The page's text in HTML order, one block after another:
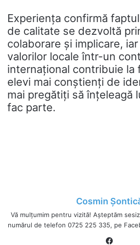
Experiența confirmă
de calitate se dezvoltă
colaborare și implicare,
valorilor locale într-un
internațional contribuie la
elevi mai conștienți de
mai pregătiți să înțeleagă
fac parte.
Cosmin
Vă mulțumim pentru vizită! Așteptăm
numărul de telefon 0725 225 335, pe